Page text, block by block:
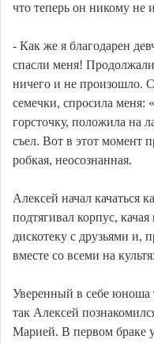
что теперь он никому не
- Как же я благодарен
спасли меня!
ничего и не произошло.
семечки, спросила меня:
горсточку, положила на
съел. Вот в этот момент
робкая, неосознанная.
Алексей начал качаться
подтягивал корпус,
дискотеку с друзьями и,
вместе со всеми на
Уверенный в себе юноша
так Алексей
Марией. В первом браке